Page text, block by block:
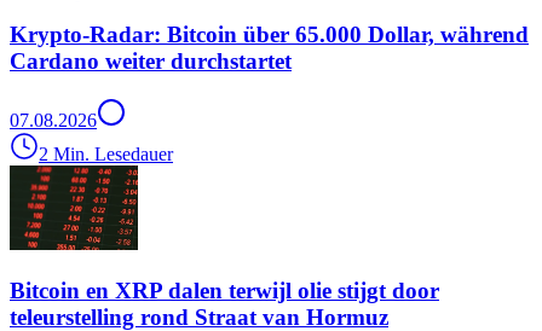
Krypto-Radar: Bitcoin über 65.000 Dollar, während
Cardano weiter durchstartet
07.08.2026
2 Min. Lesedauer
Bitcoin en XRP dalen terwijl olie stijgt door
teleurstelling rond Straat van Hormuz